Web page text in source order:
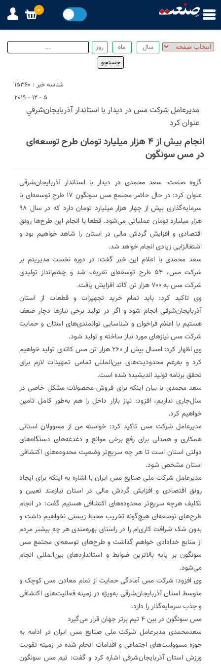
شناسه خبر : 15360
5 - 12 - 2019
مديرعامل شركت مس در ديدار با استاندار آذربايجان‌شرقي
عنوان كرد
انجام بیش از ۴ هزار میلیارد تومان طرح توسعه‌ای
در مس سونگون
گروه صنعت- سعد محمدی در دیدار با استاندار آذربایجان‌شرقی
عنوان کرد: در حال حاضر مجتمع مس سونگون ۱۷ طرح توسعه‌ای با
سرمایه‌گذاری بیش از چهار هزار میلیارد تومان دارد که در سال ۹۸
هزار میلیارد تومان عملیاتی می‌شود‌. قطعا با انجام این طرح‌ها رونق
اقتصادی و افزایش گردش مالی در استان را شاهد خواهیم بود و
اشتغالزایی زیادی انجام خواهد شد‌.
سعد محمدی با اعلام این خبر گفت: در دوره نخست مدیریتم بر
شرکت مس، ۵۴ طرح توسعه‌ای تعریف شد و چشم‌انداز تولیدی
شرکت مس به ۷۰۰ هزار تن کاتد افزایش یافت‌.
وی تاکید کرد: باید تمام خرید تجهیزات و قطعات از استان
آذربایجان‌شرقی انجام شود و اگر در تولید برخی نیازها دچار ضعف
هستیم با اعلام فراخوان و شناسایی توانمندی‌های استان و حمایت
شرکت مس نیازهای مورد نیاز ساخته و تولید شود‌.
وی اظهار کرد: امسال بیش از ۲۶۰ هزار تن مس کاتدی تولید خواهیم
کرد و به‌رغم محدودیت‌های بین‌المللی تمامی تمهیدات لازم برای
تحقق برنامه تولید اندیشیده شده است‌.
سعد محمدی با بیان اینکه برای فروش محصولات مشکل خاصی در
سال‌جاری نداریم، افزود: نیاز بازار داخل را هم به‌طور کامل تامین
خواهیم کرد‌.
مدیرعامل شرکت مس تاکید کرد: خواسته من از مسوولان استانی
همکاری و همدلی برای رفع برخی موانع و دغدغه‌های دستگاه‌های
دولتی استان است تا هر چه سریع‌تر وضعیت محدوده‌های اکتشافی
استان مشخص شود‌.
مدیرعامل شرکت ملی صنایع مس ایران با اشاره به اینکه برای ایجاد
رونق اقتصادی و افزایش گردش مالی در استان نیازمند تعیین و
تکلیف هرچه سریع‌تر محدوده‌های اکتشافی هستیم گفت: در انجام
طرح‌های توسعه‌ای هیچ‌گونه تخریب محیط زیستی نخواهیم داشت و
بدون شک شرافت کاری‌ام را در راستای بهره‌مندی هر چه بیشتر مردم
از منابع خدادادی خواهم گذاشت و طرح‌های توسعه‌ای مجتمع مس
سونگون بر پایه بالاترین ضوابط و استانداردهای بین‌المللی انجام
می‌شود‌.
وی افزود: شرکت مس آمادگی حمایت از تمام معادن مس کوچک و
متوسط استان آذربایجان‌شرقی به‌ویژه در زمینه فعالیت‌های اکتشافی
و جذب سرمایه‌گذار را دارد‌.
مس سونگون در بین ۴ تیم برتر جهان قرار می‌گیرد
سعدمحمدی مدیرعامل شرکت ملی صنایع مس ایران در ادامه به
حوزه مسوولیت‌های اجتماعی و اقدامات انجام شده در زمینه تقویت
ورزش استان آذربایجان‌شرقی اشاره کرد و گفت: تیم مس سونگون
0